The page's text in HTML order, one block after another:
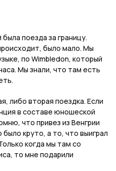
поезда за границу.
было мало. Мы
по Wimbledon, который
Мы знали, что там есть
либо вторая поездка. Если
в составе юношеской
что привез из Венгрии
было круто, а то, что выиграл
когда мы там со
то мне подарили